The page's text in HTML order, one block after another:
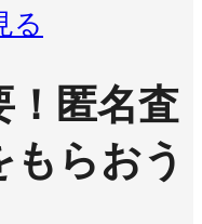
る
匿名査
もらおう